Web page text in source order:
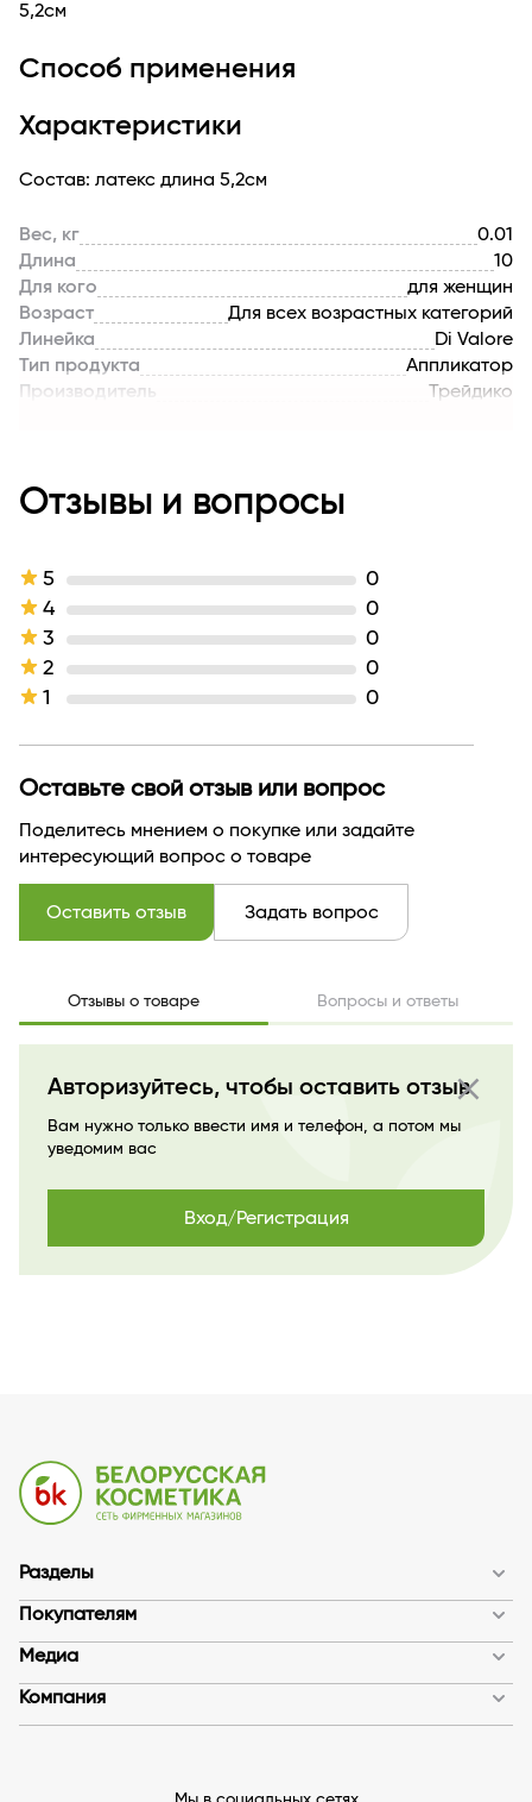
5,2см
Способ применения
Характеристики
Состав: латекс длина 5,2см
Вес, кг
0.01
Длина
10
Для кого
для женщин
Возраст
Для всех возрастных категорий
Линейка
Di Valore
Тип продукта
Аппликатор
Производитель
Трейдико
Отзывы и вопросы
5
0
4
0
3
0
2
0
1
0
Оставьте свой отзыв или вопрос
Поделитесь мнением о покупке или задайте
интересующий вопрос о товаре
Оставить отзыв Задать вопрос
Отзывы о товаре Вопросы и ответы
close
Авторизуйтесь, чтобы оставить отзыв
Вам нужно только ввести имя и телефон, а потом мы
уведомим вас
Вход/Регистрация
Разделы
Покупателям
Медиа
Компания